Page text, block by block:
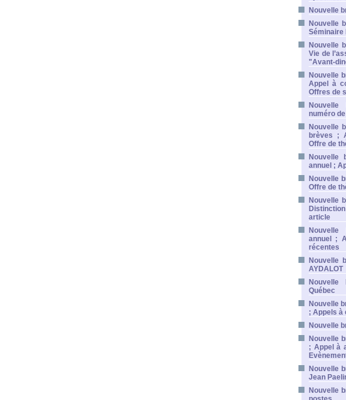
Nouvelle
Nouvelle
Séminaire
Nouvelle
Vie de
"Avant-
Nouvelle
Appel à
Offres de
numéro
Nouvelle
brèves ;
Offre de
Nouvelle
annuel ;
Nouvelle
Offre de
Nouvelle
article
annuel ;
récentes
Nouvelle
AYDALOT
Québec
Nouvelle
; Appels à
Nouvelle
Nouvelle
; Appel à
Nouvelle
Jean
Nouvelle